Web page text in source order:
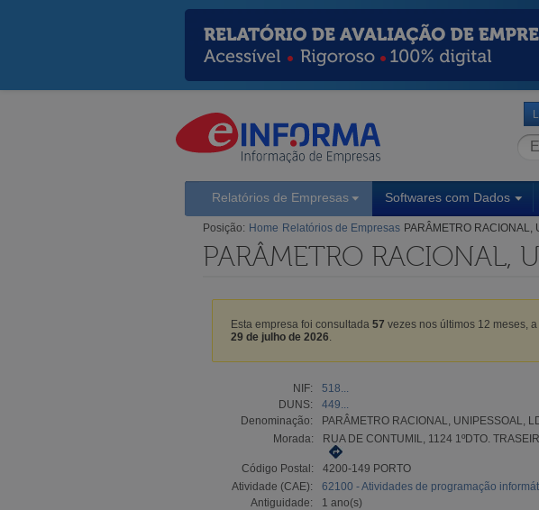
Relatórios de Empresas Softwares com Dados
Posição: Home Relatórios de Empresas PARÂMETRO RACIONAL,
PARÂMETRO RACIONAL,
Esta empresa foi consultada 57 vezes nos últimos 12 meses,
29 de julho de 2026
NIF:
518...
DUNS:
449...
Denominação:
PARÂMETRO RACIONAL, UNIPESSOAL,
Morada:
RUA DE CONTUMIL, 1124 1ºDTO.
Código Postal:
4200-149 PORTO
Atividade (CAE):
62100 - Atividades de programação
Antiguidade:
1 ano(s)